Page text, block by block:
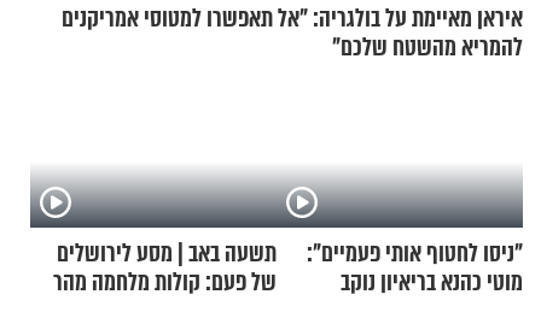
איראן מאיימת על בולגריה: "אל תאפשרו למטוסי אמריקנים
להמריא מהשטח שלכם"
"ניסו לחטוף אותי פעמיים":
מוטי כהנא בריאיון נוקב
תשעה באב | מסע לירושלים
של פעם: קולות מלחמה מהר